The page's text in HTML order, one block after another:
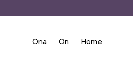
Ona On Home